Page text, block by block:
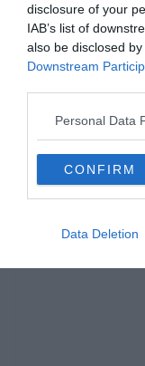
disclosure of your
IAB’s list of
also be disclosed
Downstream
Personal Data
CONFIRM
Data Deletion